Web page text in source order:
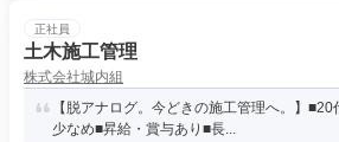
正社員
土木施工管理
株式会社城内組
【脱アナログ。今どきの施工管理へ。】
少なめ■昇給・賞与あり■長...